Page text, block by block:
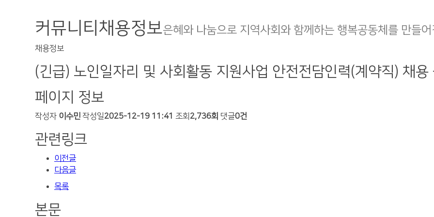
커뮤니티 채용정보은혜와 나눔으로 지역사회와 함께하는 행복공동체를 만들
채용정보
(긴급) 노인일자리 및 사회활동 지원사업 안전전담인력(계약직) 채
페이지 정보
작성자 이수민 작성일2025-12-19 11:41 조회 2,736회 댓글0건
관련링크
이전글
다음글
목록
본문